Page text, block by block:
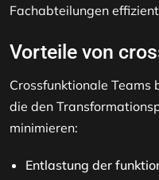
Fachabteilungen
Vorteile von
Crossfunktionale Teams
die den
minimieren:
Entlastung der